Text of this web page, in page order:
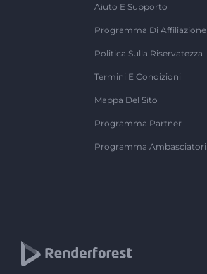
Aiuto E Supporto
Programma Di Affiliazione
Politica Sulla Riservatezza
Termini E Condizioni
Mappa Del Sito
Programma Partner
Programma Ambasciatori